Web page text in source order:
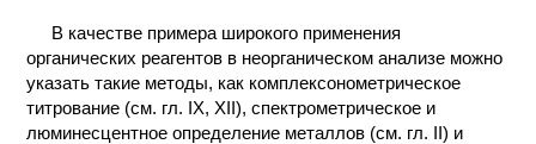
В качестве примера широкого применения
органических реагентов в неорганическом анализе можно
указать такие методы, как комплексонометрическое
титрование (см. гл. IX, XII), спектрометрическое и
люминесцентное определение металлов (см. гл. II) и